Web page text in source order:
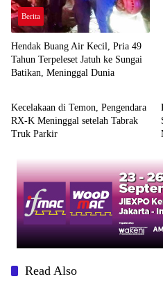
Berita
Hendak Buang Air Kecil, Pria 49
Tahun Terpeleset Jatuh ke Sungai
Batikan, Meninggal Dunia
Berita
Kecelakaan di Temon, Pengendara
RX-K Meninggal setelah Tabrak
Truk Parkir
Read Also